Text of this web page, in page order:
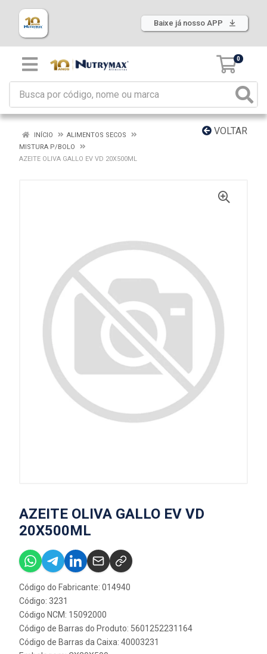
Baixe já nosso APP
0
VOLTAR
INÍCIO
ALIMENTOS SECOS
MISTURA P/BOLO
AZEITE OLIVA GALLO EV VD 20X500ML
AZEITE OLIVA GALLO EV VD
20X500ML
Código do Fabricante: 014940
Código: 3231
Código NCM: 15092000
Código de Barras do Produto: 5601252231164
Código de Barras da Caixa: 40003231